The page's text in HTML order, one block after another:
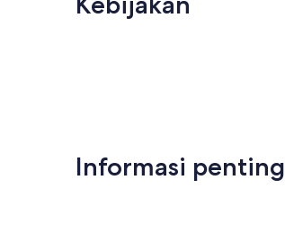
Informasi penting